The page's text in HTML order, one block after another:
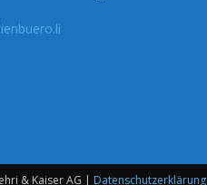
& Kaiser AG | Datenschutzerklärung